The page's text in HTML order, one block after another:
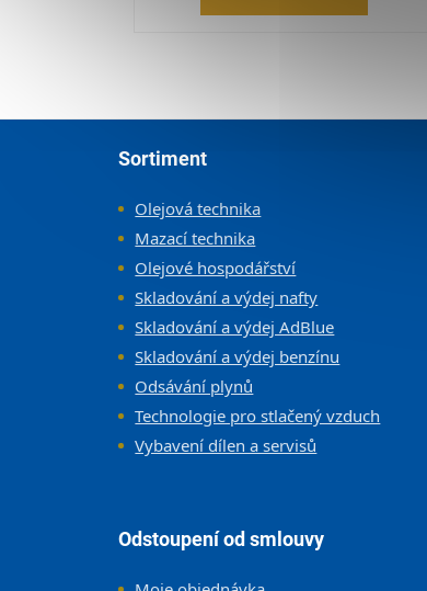
Sortiment
Olejová technika
Mazací technika
Olejové hospodářství
Skladování a výdej nafty
Skladování a výdej AdBlue
Skladování a výdej benzínu
Odsávání plynů
Technologie pro stlačený vzduch
Vybavení dílen a servisů
Odstoupení od smlouvy